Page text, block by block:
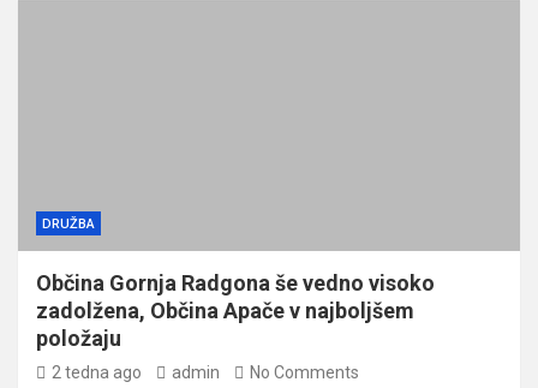
DRUŽBA
Občina Gornja Radgona še vedno visoko
zadolžena, Občina Apače v najboljšem
položaju
2 tedna ago admin No Comments